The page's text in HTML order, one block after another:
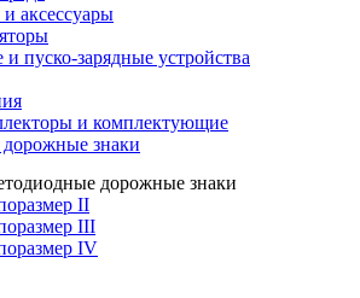
аксессуары
и пуско-зарядные устройства
и комплектующие
знаки
дорожные знаки
II
III
IV